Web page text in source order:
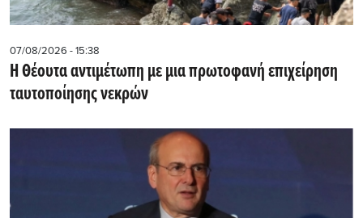
07/08/2026 - 15:38
Η Θέουτα αντιμέτωπη με μια πρωτοφανή επιχείρηση
ταυτοποίησης νεκρών